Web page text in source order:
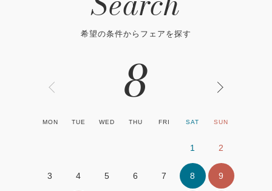
希望の条件からフェアを探す
8
MON TUE WED THU FRI SAT SUN
1 2
3 4 5 6 7 8 9